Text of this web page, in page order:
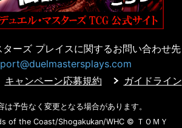
ーズ プレイスに関するお問い合わせ先
キャンペーン応募規約 ガイドライン
は予告なく変更となる場合があります。
of the Coast/Shogakukan/WHC © ＴＯＭＹ